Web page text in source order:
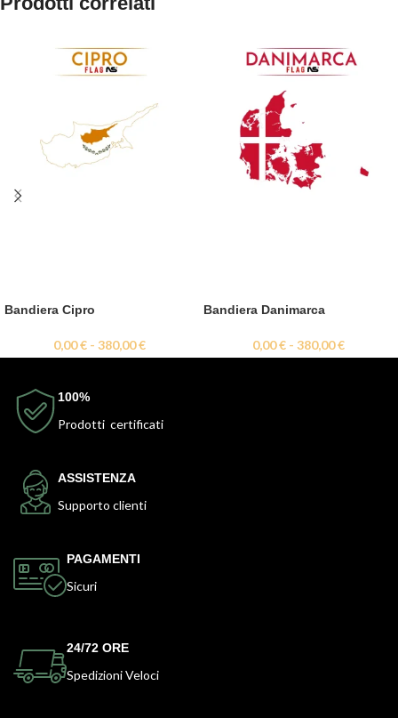
Bandiera Cipro
0,00€ - 380,00€
Bandiera Danimarca
0,00€ - 380,00€
100%
Prodotti certificati
ASSISTENZA
Supporto clienti
PAGAMENTI
Sicuri
24/72 ORE
Spedizioni Veloci